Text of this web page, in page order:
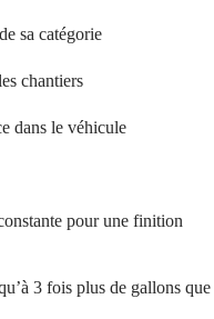
sa catégorie
chantiers
dans le véhicule
pour une finition
3 fois plus de gallons que